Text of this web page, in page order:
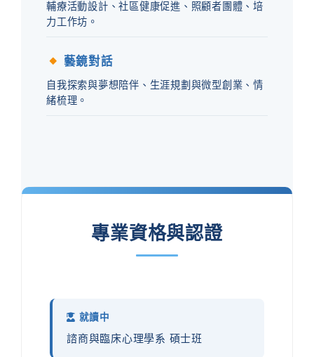
輔療活動設計、社區健康促進、照顧者團體、培
力工作坊。
藝鏡對話
自我探索與夢想陪伴、生涯規劃與微型創業、情
緒梳理。
專業資格與認證
就讀中
諮商與臨床心理學系 碩士班